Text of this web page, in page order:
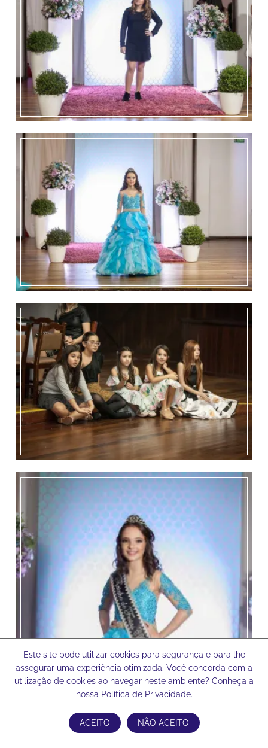
Este site pode utilizar cookies para segurança e para lhe
assegurar uma experiência otimizada. Você concorda com a
utilização de cookies ao navegar neste ambiente? Conheça a
nossa Política de Privacidade.
ACEITO NÃO ACEITO